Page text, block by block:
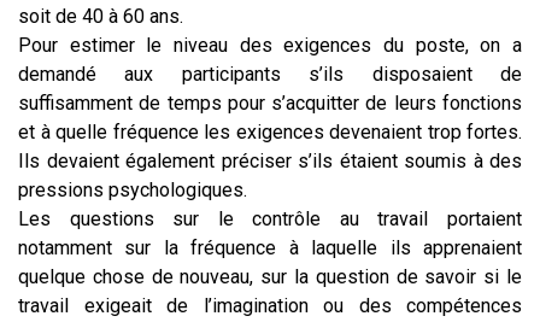
soit de 40 à 60 ans.
Pour estimer le niveau des exigences du poste, on a
demandé aux participants s’ils disposaient de
suffisamment de temps pour s’acquitter de leurs fonctions
et à quelle fréquence les exigences devenaient trop fortes.
Ils devaient également préciser s’ils étaient soumis à des
pressions psychologiques.
Les questions sur le contrôle au travail portaient
notamment sur la fréquence à laquelle ils apprenaient
quelque chose de nouveau, sur la question de savoir si le
travail exigeait de l’imagination ou des compétences